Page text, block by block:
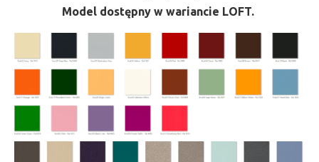
Model dostępny w wariancie LOFT.